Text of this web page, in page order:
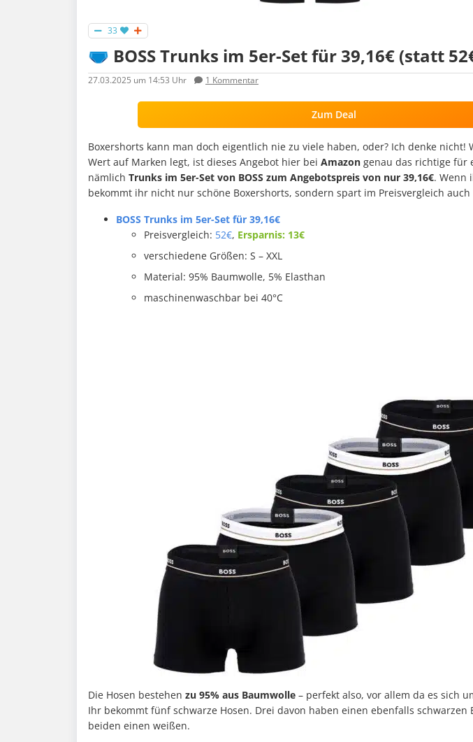
33
🩲 BOSS Trunks im 5er-Set für 39,16€ (statt
27.03.2025 um 14:53 Uhr 1 Kommentar
Zum Deal
Boxershorts kann man doch eigentlich nie zu viele haben, oder? Ich denke nicht!
Wert auf Marken legt, ist dieses Angebot hier bei Amazon genau das richtige für
nämlich Trunks im 5er-Set von BOSS zum Angebotspreis von nur 39,16€. Wenn
bekommt ihr nicht nur schöne Boxershorts, sondern spart im Preisvergleich auch
BOSS Trunks im 5er-Set für 39,16€
Preisvergleich: 52€, Ersparnis: 13€
verschiedene Größen: S – XXL
Material: 95% Baumwolle, 5% Elasthan
maschinenwaschbar bei 40°C
Die Hosen bestehen zu 95% aus Baumwolle – perfekt also, vor allem da es sich
Ihr bekommt fünf schwarze Hosen. Drei davon haben einen ebenfalls schwarzen
beiden einen weißen.